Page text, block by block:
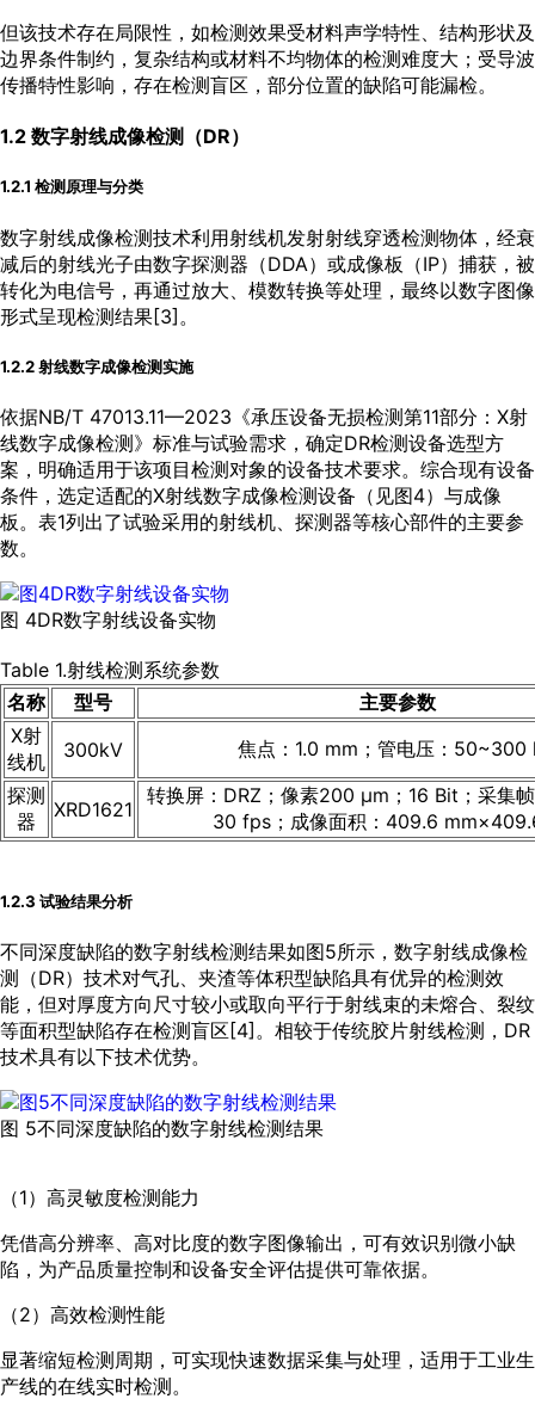
但该技术存在局限性，如检测效果受材料声学特性、结构形状及
边界条件制约，复杂结构或材料不均物体的检测难度大；受导波
传播特性影响，存在检测盲区，部分位置的缺陷可能漏检。
1.2 数字射线成像检测（DR）
1.2.1 检测原理与分类
数字射线成像检测技术利用射线机发射射线穿透检测物体，经衰
减后的射线光子由数字探测器（DDA）或成像板（IP）捕获，被
转化为电信号，再通过放大、模数转换等处理，最终以数字图像
形式呈现检测结果[3]。
1.2.2 射线数字成像检测实施
依据NB/T 47013.11—2023《承压设备无损检测第11部分：X射
线数字成像检测》标准与试验需求，确定DR检测设备选型方
案，明确适用于该项目检测对象的设备技术要求。综合现有设备
条件，选定适配的X射线数字成像检测设备（见图4）与成像
板。 表1列出了试验采用的射线机、探测器等核心部件的主要参
数。
图 4DR数字射线设备实物
Table 1.射线检测系统参数
名称
型号
主要参数
X射
线机
300kV
焦点：1.0 mm；管电压：50~300
探测
器
XRD1621
转换屏：DRZ；像素200 μm；16 Bit；采集
30 fps；成像面积：409.6
1.2.3 试验结果分析
不同深度缺陷的数字射线检测结果如图5所示，数字射线成像检
测（DR）技术对气孔、夹渣等体积型缺陷具有优异的检测效
能，但对厚度方向尺寸较小或取向平行于射线束的未熔合、裂纹
等面积型缺陷存在检测盲区[4]。相较于传统胶片射线检测，DR
技术具有以下技术优势。
图 5不同深度缺陷的数字射线检测结果
（1）高灵敏度检测能力
凭借高分辨率、高对比度的数字图像输出，可有效识别微小缺
陷，为产品质量控制和设备安全评估提供可靠依据。
（2）高效检测性能
显著缩短检测周期，可实现快速数据采集与处理，适用于工业生
产线的在线实时检测。